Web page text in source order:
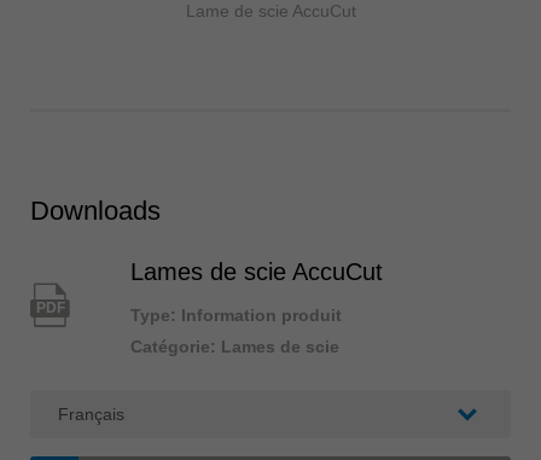
Lame de scie AccuCut
Downloads
PDF
Lames de scie AccuCut
Type: Information produit
Catégorie: Lames de scie